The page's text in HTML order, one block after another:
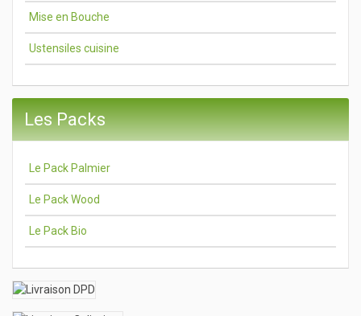
Mise en Bouche
Ustensiles cuisine
Les Packs
Le Pack Palmier
Le Pack Wood
Le Pack Bio